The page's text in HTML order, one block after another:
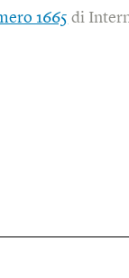
1665 di